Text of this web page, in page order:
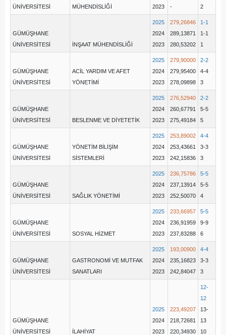
ÜNİVERSİTESİ
MÜHENDİSLİĞİ
2023
-
2
GÜMÜŞHANE
ÜNİVERSİTESİ
İNŞAAT MÜHENDİSLİĞİ
2025
2024
2023
279,26846
289,13871
280,53202
1-1
1-1
1
GÜMÜŞHANE
ÜNİVERSİTESİ
ACİL YARDIM VE AFET
YÖNETİMİ
2025
2024
2023
279,90000
279,95400
278,09898
2-2
4-4
3
GÜMÜŞHANE
ÜNİVERSİTESİ
BESLENME VE DİYETETİK
2025
2024
2023
276,52940
260,67791
275,49184
2-2
5-5
5
GÜMÜŞHANE
ÜNİVERSİTESİ
YÖNETİM BİLİŞİM
SİSTEMLERİ
2025
2024
2023
253,89002
253,43661
242,15836
4-4
3-3
3
GÜMÜŞHANE
ÜNİVERSİTESİ
SAĞLIK YÖNETİMİ
2025
2024
2023
236,75786
237,13914
252,50070
5-5
5-5
4
GÜMÜŞHANE
ÜNİVERSİTESİ
SOSYAL HİZMET
2025
2024
2023
233,66957
236,91959
237,83288
5-5
9-9
6
GÜMÜŞHANE
ÜNİVERSİTESİ
GASTRONOMİ VE MUTFAK
SANATLARI
2025
2024
2023
193,00900
235,16823
242,84047
4-4
3-3
3
GÜMÜŞHANE
ÜNİVERSİTESİ
İLAHİYAT
2025
2024
2023
223,49207
218,72681
220,34930
12-
12
13-
13
10